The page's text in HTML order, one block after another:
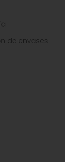
de envases